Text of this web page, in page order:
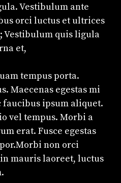
Vestibulum ante
orci luctus et ultrices
Vestibulum quis ligula
et,
tempus porta.
Maecenas egestas mi
faucibus ipsum aliquet.
vel tempus. Morbi a
erat. Fusce egestas
non orci
mauris laoreet, luctus